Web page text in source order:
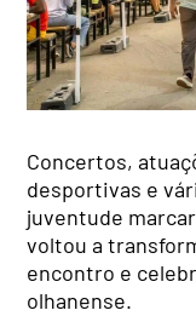
Concertos,
desportivas e
juventude
voltou a
encontro e
olhanense.